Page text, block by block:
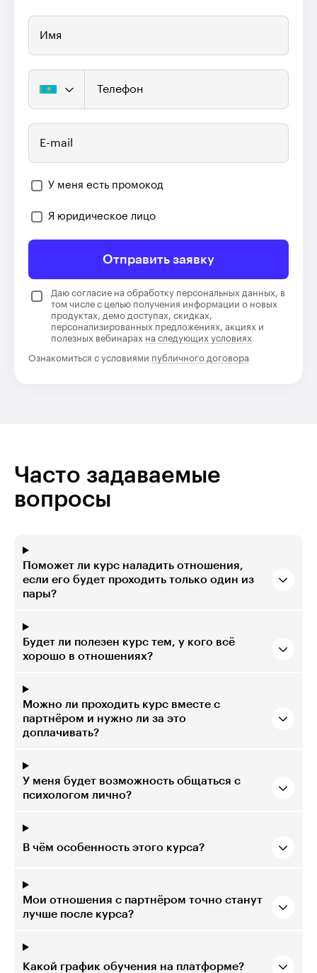
Имя
Телефон
E-mail
У меня есть промокод
Я юридическое лицо
Отправить заявку
Даю согласие на обработку персональных данных, в
том числе с целью получения информации о новых
продуктах, демо доступах, скидках,
персонализированных предложениях, акциях и
полезных вебинарах на следующих условиях
Ознакомиться с условиями публичного договора
Часто задаваемые
вопросы
Поможет ли курс наладить отношения,
если его будет проходить только один из
пары?
Будет ли полезен курс тем, у кого всё
хорошо в отношениях?
Можно ли проходить курс вместе с
партнёром и нужно ли за это
доплачивать?
У меня будет возможность общаться с
психологом лично?
В чём особенность этого курса?
Мои отношения с партнёром точно станут
лучше после курса?
Какой график обучения на платформе?